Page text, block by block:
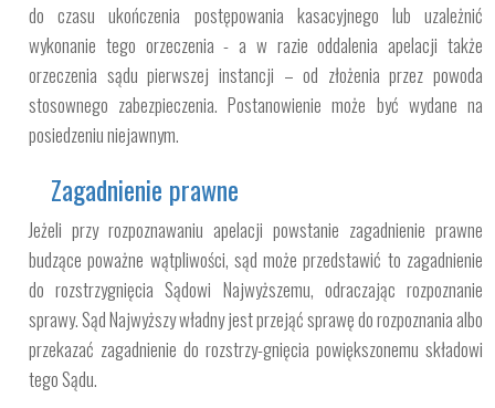
do czasu ukończenia postępowania kasacyjnego lub uzależnić
wykonanie tego orzeczenia - a w razie oddalenia apelacji także
orzeczenia sądu pierwszej instancji – od złożenia przez powoda
stosownego zabezpieczenia. Postanowienie może być wydane na
posiedzeniu niejawnym.
Zagadnienie prawne
Jeżeli przy rozpoznawaniu apelacji powstanie zagadnienie prawne
budzące poważne wątpliwości, sąd może przedstawić to zagadnienie
do rozstrzygnięcia Sądowi Najwyższemu, odraczając rozpoznanie
sprawy. Sąd Najwyższy władny jest przejąć sprawę do rozpoznania albo
przekazać zagadnienie do rozstrzy-gnięcia powiększonemu składowi
tego Sądu.